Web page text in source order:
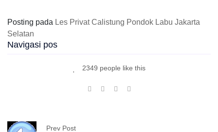
Posting pada Les Privat Calistung Pondok Labu Jakarta
Selatan
Navigasi pos
2349 people like this
Prev Post